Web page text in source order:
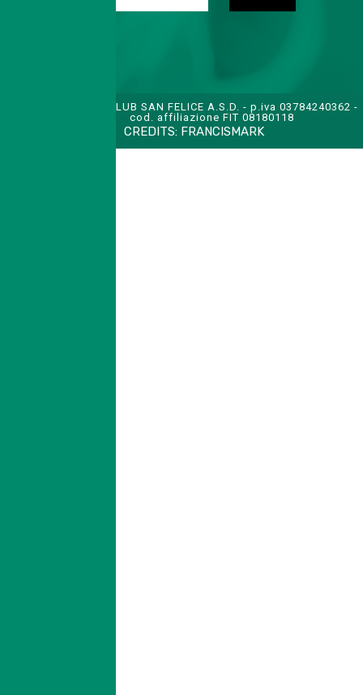
TENNIS CLUB SAN FELICE A.S.D. - p.iva 03784240362 -
cod. affiliazione FIT 08180118
CREDITS: FRANCISMARK